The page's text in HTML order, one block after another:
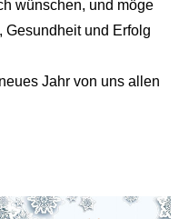
wünschen, und möge
Gesundheit und Erfolg
Jahr von uns allen